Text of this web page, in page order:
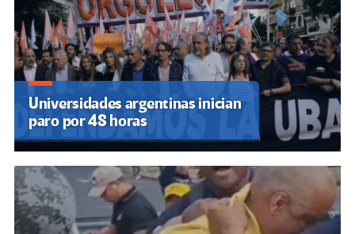
Universidades argentinas inician
paro por 48 horas